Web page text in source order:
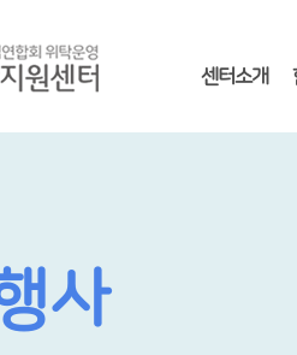
센터소개
사